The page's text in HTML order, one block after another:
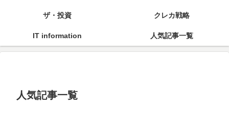
ザ・投資 クレカ戦略
IT information 人気記事一覧
人気記事一覧